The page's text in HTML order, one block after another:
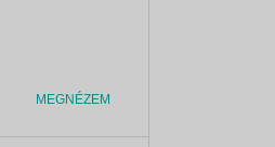
MEGNÉZEM